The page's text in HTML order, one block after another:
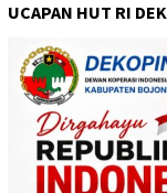
UCAPAN HUT RI